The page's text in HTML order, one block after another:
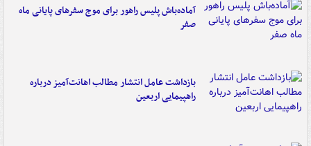
آماده‌باش پلیس راهور برای موج سفرهای پایانی ماه
صفر
بازداشت عامل انتشار مطالب اهانت‌آمیز درباره
راهپیمایی اربعین